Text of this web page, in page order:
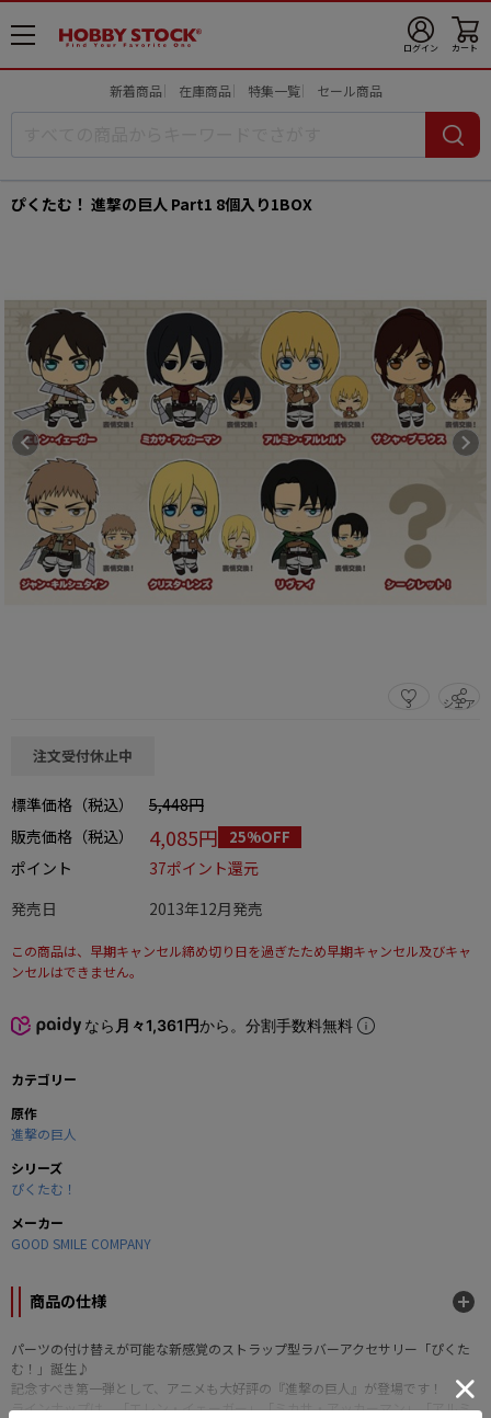
メ
ニ
ログイン カート
新着商品 在庫商品 特集一覧 セール商品
ぴくたむ！ 進撃の巨人 Part1 8個入り1BOX
3 シェア
この商品をシェアする
注文受付休止中
標準価格（税込）
5,448円
販売価格（税込）
4,085円 25%OFF
ポイント
37ポイント還元
発売日
2013年12月発売
この商品は、早期キャンセル締め切り日を過ぎたため早期キャンセル及びキャ
ンセルはできません。
なら 月々1,361円から。分割手数料無料
カテゴリー
原作
進撃の巨人
シリーズ
ぴくたむ！
メーカー
GOOD SMILE COMPANY
商品の仕様
パーツの付け替えが可能な新感覚のストラップ型ラバーアクセサリー「ぴくた
む！」誕生♪
記念すべき第一弾として、アニメも大好評の『進撃の巨人』が登場です！
ラインナップは、「エレン・イェーガー」「ミカサ・アッカーマン」「アルミ